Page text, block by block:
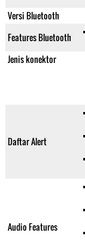
Versi Bluetooth
Features Bluetooth
Jenis konektor
Daftar Alert
Audio Features